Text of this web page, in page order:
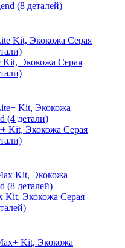
(8 деталей)
Экокожа Серая
Kit, Экокожа Серая
Kit, Экокожа Серая